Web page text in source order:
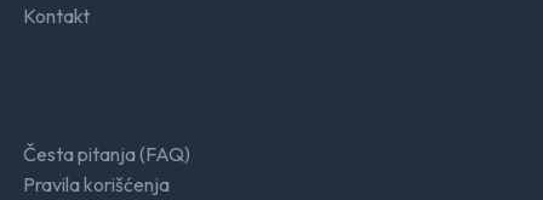
Kontakt
Česta pitanja (FAQ)
Pravila korišćenja